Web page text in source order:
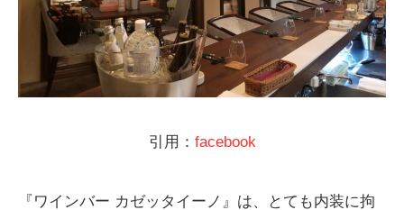
引用： facebook
『ワインバー カゼッタイーノ』は、とても内装に拘